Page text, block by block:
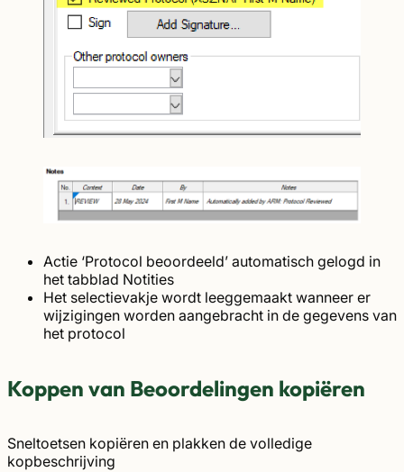
Actie ‘Protocol beoordeeld’ automatisch gelogd in
het tabblad Notities
Het selectievakje wordt leeggemaakt wanneer er
wijzigingen worden aangebracht in de gegevens van
het protocol
Koppen van Beoordelingen kopiëren
Sneltoetsen kopiëren en plakken de volledige
kopbeschrijving